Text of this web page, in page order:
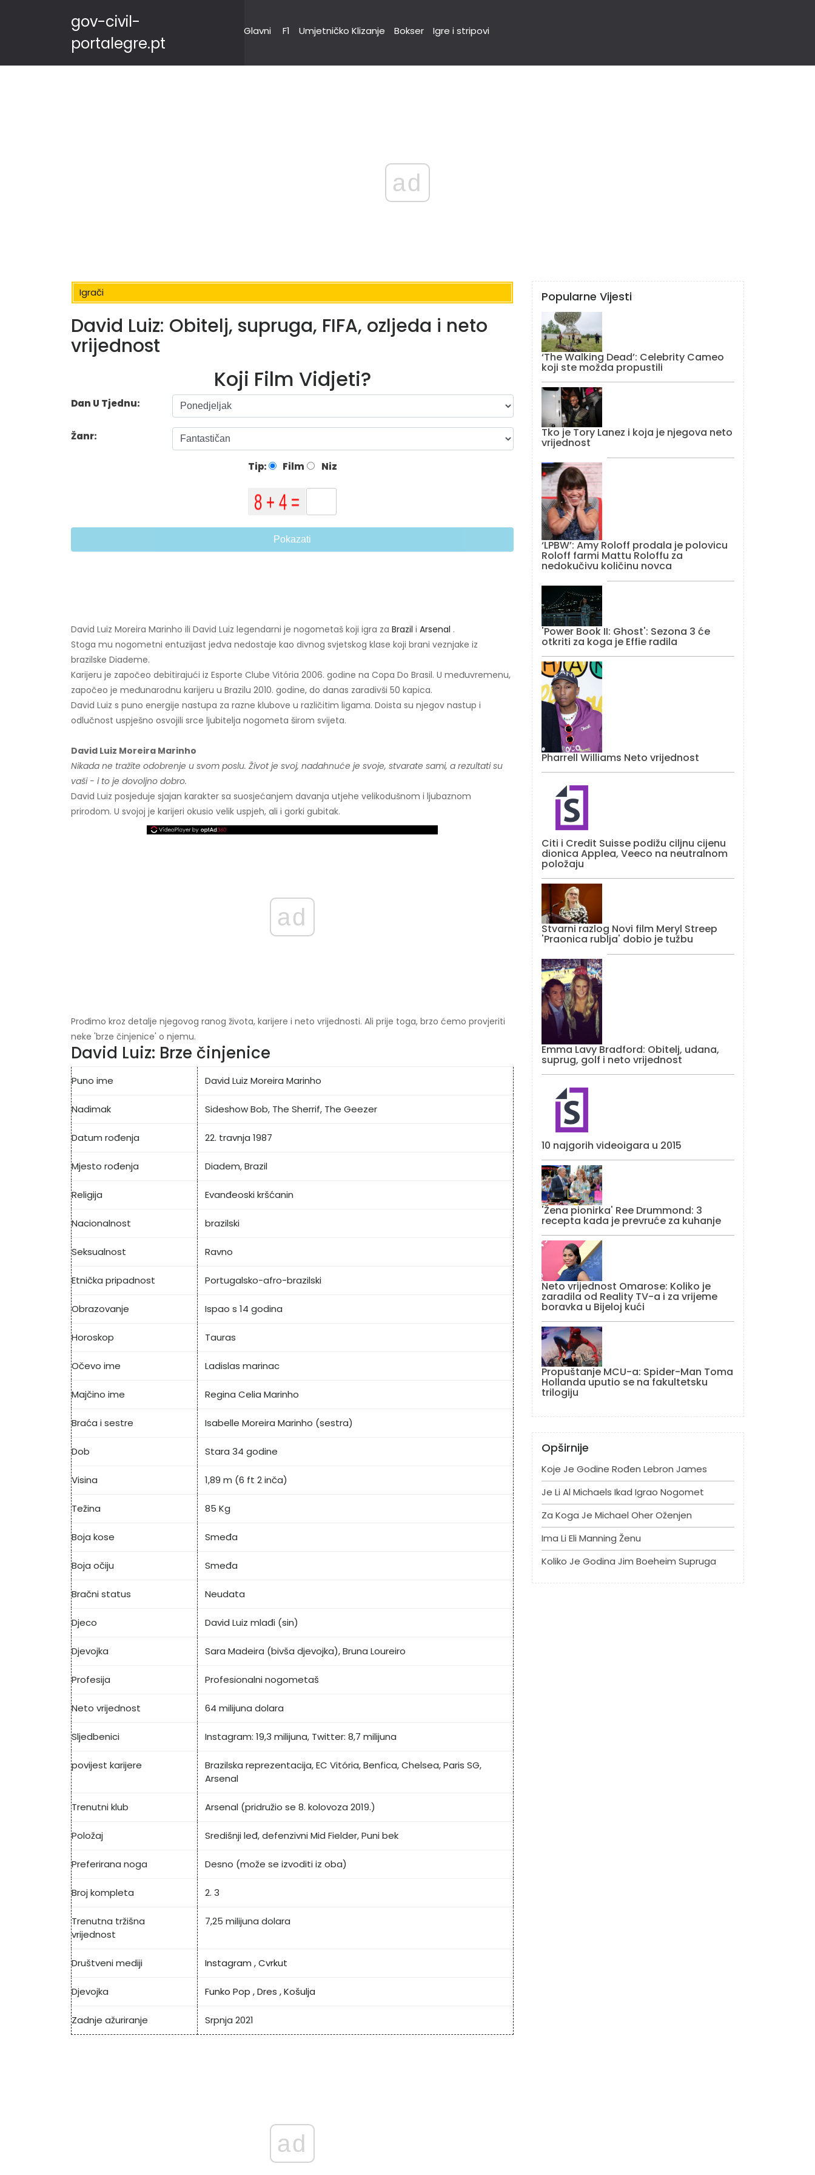
gov-civil-
portalegre.pt
Glavni F1 Umjetničko Klizanje Bokser Igre i stripovi
ad
Igrači
David Luiz: Obitelj, supruga, FIFA, ozljeda i neto
vrijednost
Koji Film Vidjeti?
Dan U Tjednu:
Žanr:
Tip: Film Niz
Pokazati
David Luiz Moreira Marinho ili David Luiz legendarni je nogometaš koji igra za Brazil i Arsenal .
Stoga mu nogometni entuzijast jedva nedostaje kao divnog svjetskog klase koji brani veznjake iz
brazilske Diademe.
Karijeru je započeo debitirajući iz Esporte Clube Vitória 2006. godine na Copa Do Brasil. U međuvremenu,
započeo je međunarodnu karijeru u Brazilu 2010. godine, do danas zaradivši 50 kapica.
David Luiz s puno energije nastupa za razne klubove u različitim ligama. Doista su njegov nastup i
odlučnost uspješno osvojili srce ljubitelja nogometa širom svijeta.
David Luiz Moreira Marinho
Nikada ne tražite odobrenje u svom poslu. Život je svoj, nadahnuće je svoje, stvarate sami, a rezultati su
vaši - i to je dovoljno dobro.
David Luiz posjeduje sjajan karakter sa suosjećanjem davanja utjehe velikodušnom i ljubaznom
prirodom. U svojoj je karijeri okusio velik uspjeh, ali i gorki gubitak.
ad
Prođimo kroz detalje njegovog ranog života, karijere i neto vrijednosti. Ali prije toga, brzo ćemo provjeriti
neke 'brze činjenice' o njemu.
David Luiz: Brze činjenice
Puno ime David Luiz Moreira Marinho
Nadimak Sideshow Bob, The Sherrif, The Geezer
Datum rođenja 22. travnja 1987
Mjesto rođenja Diadem, Brazil
Religija Evanđeoski kršćanin
Nacionalnost brazilski
Seksualnost Ravno
Etnička pripadnost Portugalsko-afro-brazilski
Obrazovanje Ispao s 14 godina
Horoskop Tauras
Očevo ime Ladislas marinac
Majčino ime Regina Celia Marinho
Braća i sestre Isabelle Moreira Marinho (sestra)
Dob Stara 34 godine
Visina 1,89 m (6 ft 2 inča)
Težina 85 Kg
Boja kose Smeđa
Boja očiju Smeđa
Bračni status Neudata
Djeco David Luiz mlađi (sin)
Djevojka Sara Madeira (bivša djevojka), Bruna Loureiro
Profesija Profesionalni nogometaš
Neto vrijednost 64 milijuna dolara
Sljedbenici Instagram: 19,3 milijuna, Twitter: 8,7 milijuna
povijest karijere
Brazilska reprezentacija, EC Vitória, Benfica, Chelsea, Paris SG,
Arsenal
Trenutni klub Arsenal (pridružio se 8. kolovoza 2019.)
Položaj Središnji leđ, defenzivni Mid Fielder, Puni bek
Preferirana noga Desno (može se izvoditi iz oba)
Broj kompleta 2. 3
Trenutna tržišna
vrijednost
7,25 milijuna dolara
Društveni mediji Instagram ,Cvrkut
Djevojka Funko Pop ,Dres ,Košulja
Zadnje ažuriranje Srpnja 2021
ad
Popularne Vijesti
‘The Walking Dead’: Celebrity Cameo
koji ste možda propustili
Tko je Tory Lanez i koja je njegova neto
vrijednost
‘LPBW’: Amy Roloff prodala je polovicu
Roloff farmi Mattu Roloffu za
nedokučivu količinu novca
'Power Book II: Ghost': Sezona 3 će
otkriti za koga je Effie radila
Pharrell Williams Neto vrijednost
Citi i Credit Suisse podižu ciljnu cijenu
dionica Applea, Veeco na neutralnom
položaju
Stvarni razlog Novi film Meryl Streep
'Praonica rublja' dobio je tužbu
Emma Lavy Bradford: Obitelj, udana,
suprug, golf i neto vrijednost
10 najgorih videoigara u 2015
'Žena pionirka' Ree Drummond: 3
recepta kada je prevruće za kuhanje
Neto vrijednost Omarose: Koliko je
zaradila od Reality TV-a i za vrijeme
boravka u Bijeloj kući
Propuštanje MCU-a: Spider-Man Toma
Hollanda uputio se na fakultetsku
trilogiju
Opširnije
Koje Je Godine Rođen Lebron James
Je Li Al Michaels Ikad Igrao Nogomet
Za Koga Je Michael Oher Oženjen
Ima Li Eli Manning Ženu
Koliko Je Godina Jim Boeheim Supruga